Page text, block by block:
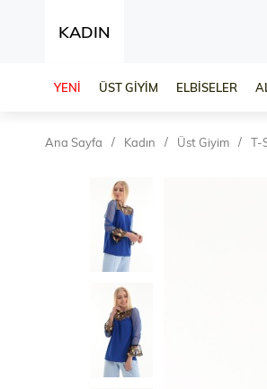
KADIN
YENİ ÜST GİYİM ELBİSELER
Ana Sayfa Kadın Üst Giyim T-